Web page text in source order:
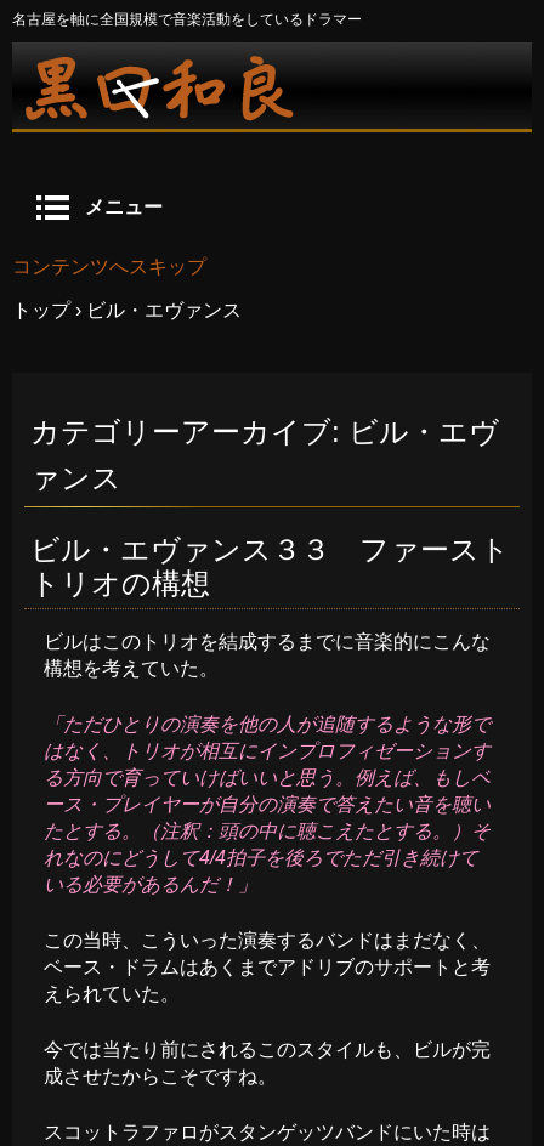
名古屋を軸に全国規模で音楽活動をしているドラマー
メニュー
コンテンツへスキップ
トップ › ビル・エヴァンス
カテゴリーアーカイブ: ビル・エヴ
ァンス
ビル・エヴァンス３３ ファースト
トリオの構想
ビルはこのトリオを結成するまでに音楽的にこんな
構想を考えていた。
「ただひとりの演奏を他の人が追随するような形で
はなく、トリオが相互にインプロフィゼーションす
る方向で育っていけばいいと思う。例えば、もしベ
ース・プレイヤーが自分の演奏で答えたい音を聴い
たとする。（注釈：頭の中に聴こえたとする。）そ
れなのにどうして4/4拍子を後ろでただ引き続けて
いる必要があるんだ！」
この当時、こういった演奏するバンドはまだなく、
ベース・ドラムはあくまでアドリブのサポートと考
えられていた。
今では当たり前にされるこのスタイルも、ビルが完
成させたからこそですね。
スコットラファロがスタンゲッツバンドにいた時は